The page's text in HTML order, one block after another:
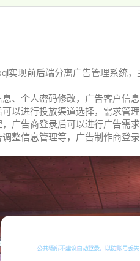
实现前后端分离广告管理系统
、个人密码修改，广告客户信
以进行投放渠道选择，需求管
广告商登录后可以进行广告需
整信息管理等，广告制作商登